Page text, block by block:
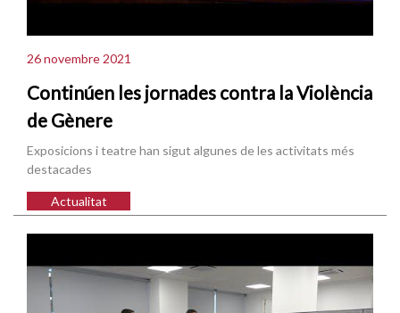
26 novembre 2021
Continúen les jornades contra la Violència
de Gènere
Exposicions i teatre han sigut algunes de les activitats més
destacades
Actualitat